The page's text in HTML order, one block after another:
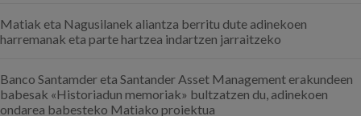
Matiak eta Nagusilanek aliantza berritu dute adinekoen
harremanak eta parte hartzea indartzen jarraitzeko
Banco Santamder eta Santander Asset Management erakundeen
babesak «Historiadun memoriak» bultzatzen du, adinekoen
ondarea babesteko Matiako proiektua